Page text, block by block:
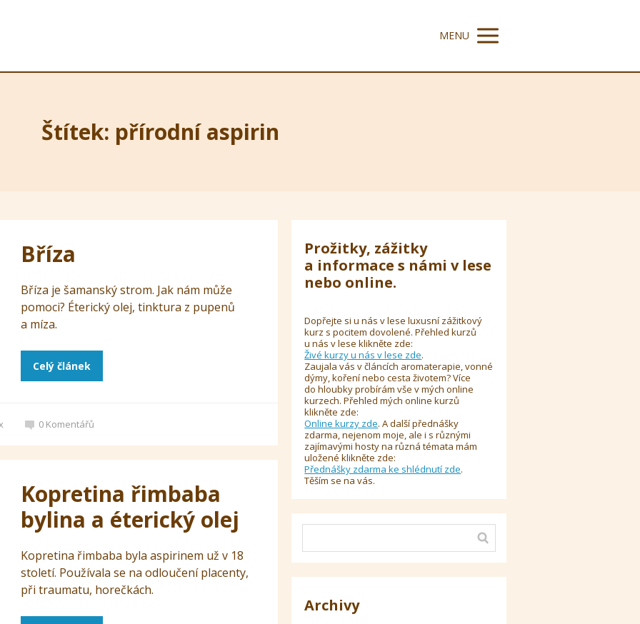
MENU
Štítek: přírodní aspirin
Bříza
Bříza je šamanský strom. Jak nám může
pomoci? Éterický olej, tinktura z pupenů
a míza.
Celý článek
0 Komentářů
Kopretina řimbaba
bylina a éterický olej
Kopretina řimbaba byla aspirinem už v 18
století. Používala se na odloučení placenty,
při traumatu, horečkách.
Prožitky, zážitky
a informace s námi v lese
nebo online.
Dopřejte si u nás v lese luxusní zážitkový
kurz s pocitem dovolené. Přehled kurzů
u nás v lese klikněte zde:
Živé kurzy u nás v lese zde.
Zaujala vás v článcích aromaterapie, vonné
dýmy, koření nebo cesta životem? Více
do hloubky probírám vše v mých online
kurzech. Přehled mých online kurzů
klikněte zde:
Online kurzy zde. A další přednášky
zdarma, nejenom moje, ale i s různými
zajímavými hosty na různá témata mám
uložené klikněte zde:
Přednášky zdarma ke shlédnutí zde.
Těším se na vás.
Archivy